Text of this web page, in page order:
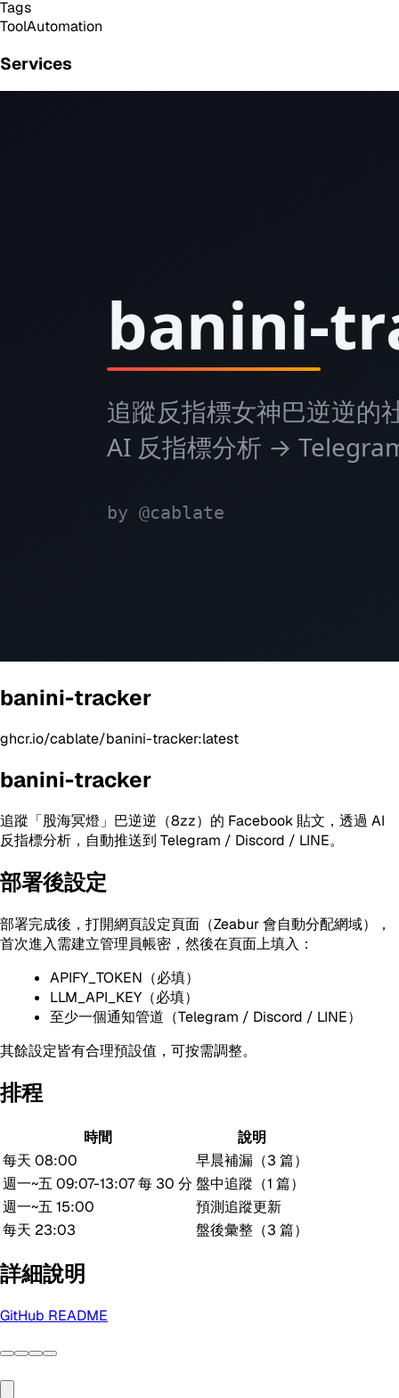
Tags
ToolAutomation
Services
banini-tracker
ghcr.io/cablate/banini-tracker:latest
banini-tracker
追蹤「股海冥燈」巴逆逆（8zz）的 Facebook 貼文，透過 AI
反指標分析，自動推送到 Telegram / Discord / LINE。
部署後設定
部署完成後，打開網頁設定頁面（Zeabur 會自動分配網域），
首次進入需建立管理員帳密，然後在頁面上填入：
APIFY_TOKEN（必填）
LLM_API_KEY（必填）
至少一個通知管道（Telegram / Discord / LINE）
其餘設定皆有合理預設值，可按需調整。
排程
時間
說明
每天 08:00
早晨補漏（3 篇）
週一~五 09:07-13:07 每 30 分 盤中追蹤（1 篇）
週一~五 15:00
預測追蹤更新
每天 23:03
盤後彙整（3 篇）
詳細說明
GitHub README